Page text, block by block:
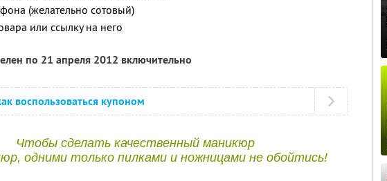
(желательно сотовый)
или ссылку на него
по 21 апреля 2012 включительно
воспользоваться купоном
Чтобы сделать качественный маникюр
одними только пилками и ножницами не обойтись!